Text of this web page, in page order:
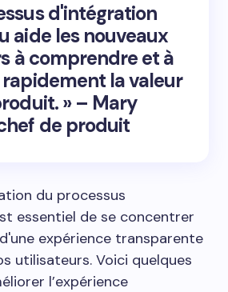
d'intégration
aide les nouveaux
à comprendre et à
la valeur
» – Mary
de produit
du processus
essentiel de se concentrer
expérience transparente
utilisateurs. Voici quelques
l’expérience